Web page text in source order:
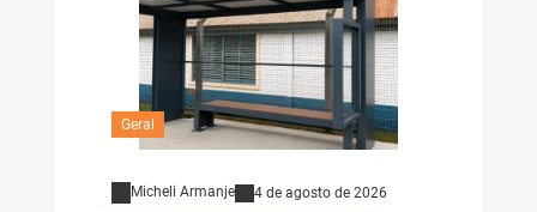
Geral
Micheli Armanje 4 de agosto de 2026